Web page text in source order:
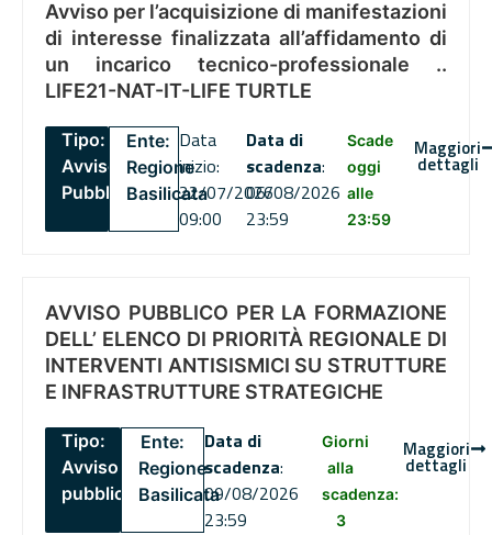
Avviso per l’acquisizione di manifestazioni
di interesse finalizzata all’affidamento di
un incarico tecnico-professionale ..
LIFE21-NAT-IT-LIFE TURTLE
Tipo:
Avviso
Pubblico
Ente:
Regione
Basilicata
Data
inizio:
22/07/2026
09:00
Data di
scadenza:
06/08/2026
23:59
Scade
oggi
alle
23:59
Maggiori
dettagli
AVVISO PUBBLICO PER LA FORMAZIONE
DELL’ ELENCO DI PRIORITÀ REGIONALE DI
INTERVENTI ANTISISMICI SU STRUTTURE
E INFRASTRUTTURE STRATEGICHE
Tipo:
Avviso
pubblico
Ente:
Regione
Basilicata
Data di
scadenza:
09/08/2026
23:59
Giorni
alla
scadenza:
3
Maggiori
dettagli